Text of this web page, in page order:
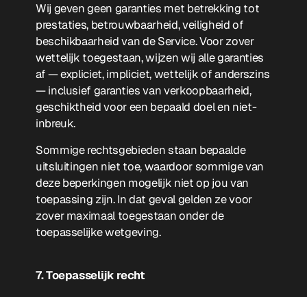
Wij geven geen garanties met betrekking tot
prestaties, betrouwbaarheid, veiligheid of
beschikbaarheid van de Service. Voor zover
wettelijk toegestaan, wijzen wij alle garanties
af — expliciet, impliciet, wettelijk of anderszins
— inclusief garanties van verkoopbaarheid,
geschiktheid voor een bepaald doel en niet-
inbreuk.
Sommige rechtsgebieden staan bepaalde
uitsluitingen niet toe, waardoor sommige van
deze beperkingen mogelijk niet op jou van
toepassing zijn. In dat geval gelden ze voor
zover maximaal toegestaan onder de
toepasselijke wetgeving.
7. Toepasselijk recht